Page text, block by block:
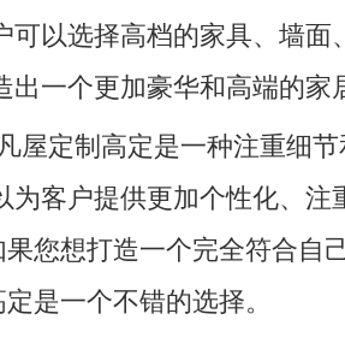
可以选择高档的家具、墙面
出一个更加豪华和高端的家
屋定制高定是一种注重细
为客户提供更加个性化、注
您想打造一个完全符合自
是一个不错的选择。